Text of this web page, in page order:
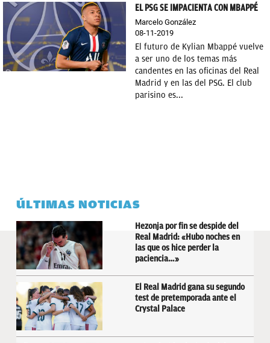
EL PSG SE IMPACIENTA CON MBAPPÉ
Marcelo González
08-11-2019
El futuro de Kylian Mbappé vuelve
a ser uno de los temas más
candentes en las oficinas del Real
Madrid y en las del PSG. El club
parisino es...
ÚLTIMAS NOTICIAS
Hezonja por fin se despide del
Real Madrid: «Hubo noches en
las que os hice perder la
paciencia…»
El Real Madrid gana su segundo
test de pretemporada ante el
Crystal Palace